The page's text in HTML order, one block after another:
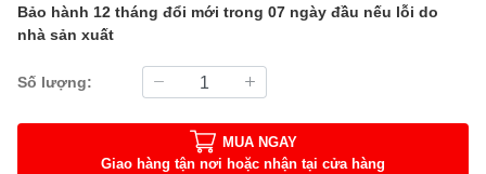
Bảo hành 12 tháng đổi mới trong 07 ngày đầu nếu lỗi do
nhà sản xuất
Số lượng:
MUA NGAY
Giao hàng tận nơi hoặc nhận tại cửa hàng